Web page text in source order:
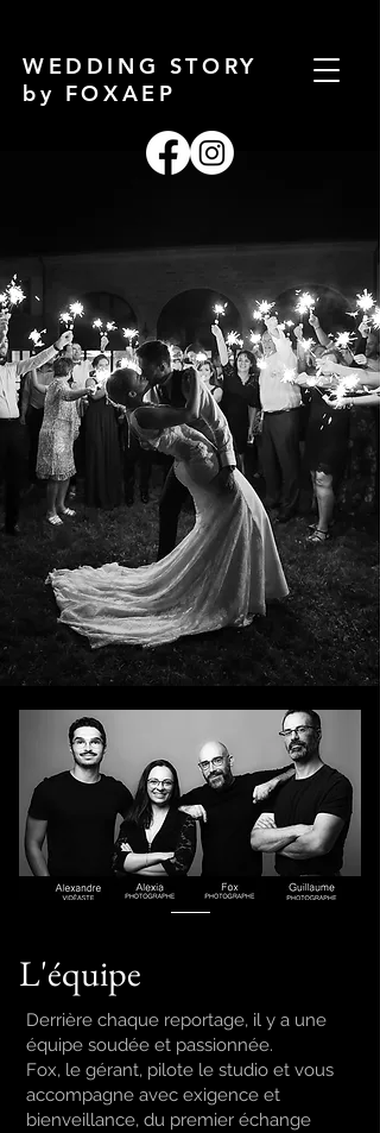
WEDDING STORY
by FOXAEP
L'équipe
Derrière chaque reportage, il y a une
équipe soudée et passionnée.
Fox, le gérant, pilote le studio et vous
accompagne avec exigence et
bienveillance, du premier échange